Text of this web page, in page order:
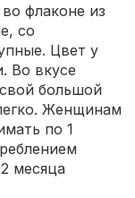
флаконе из
со
Цвет у
Во вкусе
большой
Женщинам
по 1
месяца